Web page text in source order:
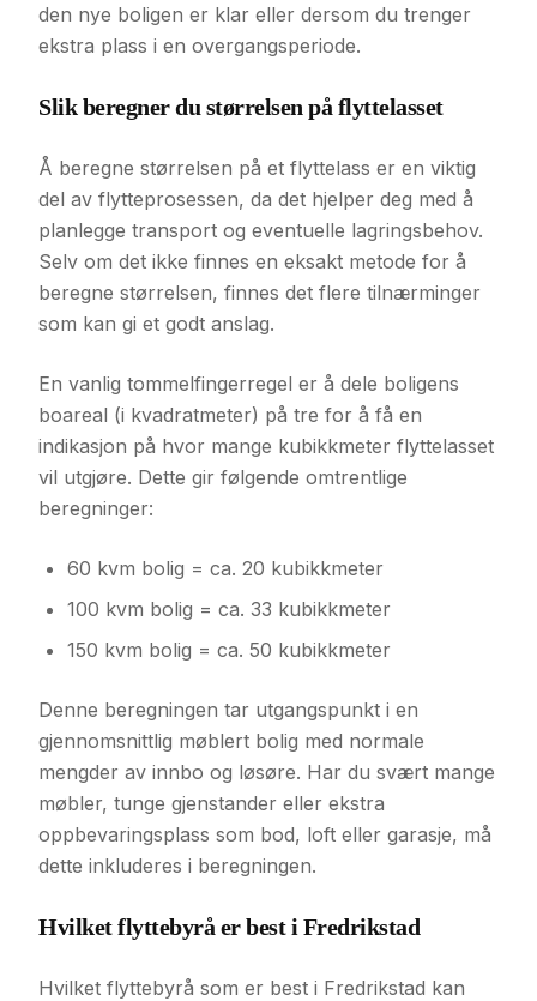
den nye boligen er klar eller dersom du trenger
ekstra plass i en overgangsperiode.
Slik beregner du størrelsen på flyttelasset
Å beregne størrelsen på et flyttelass er en viktig
del av flytteprosessen, da det hjelper deg med å
planlegge transport og eventuelle lagringsbehov.
Selv om det ikke finnes en eksakt metode for å
beregne størrelsen, finnes det flere tilnærminger
som kan gi et godt anslag.
En vanlig tommelfingerregel er å dele boligens
boareal (i kvadratmeter) på tre for å få en
indikasjon på hvor mange kubikkmeter flyttelasset
vil utgjøre. Dette gir følgende omtrentlige
beregninger:
60 kvm bolig = ca. 20 kubikkmeter
100 kvm bolig = ca. 33 kubikkmeter
150 kvm bolig = ca. 50 kubikkmeter
Denne beregningen tar utgangspunkt i en
gjennomsnittlig møblert bolig med normale
mengder av innbo og løsøre. Har du svært mange
møbler, tunge gjenstander eller ekstra
oppbevaringsplass som bod, loft eller garasje, må
dette inkluderes i beregningen.
Hvilket flyttebyrå er best i Fredrikstad
Hvilket flyttebyrå som er best i Fredrikstad kan